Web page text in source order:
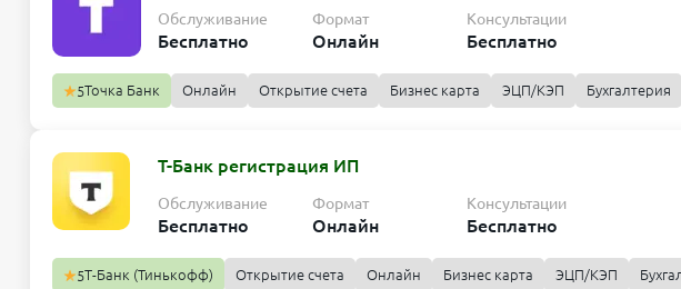
Обслуживание
Бесплатно
Формат
Онлайн
Консультации
Бесплатно
5Точка Банк Онлайн Открытие счета Бизнес карта ЭЦП/КЭП Бухгалтерия
Т-Банк регистрация ИП
Обслуживание
Бесплатно
Формат
Онлайн
Консультации
Бесплатно
5Т-Банк (Тинькофф) Открытие счета Онлайн Бизнес карта ЭЦП/КЭП